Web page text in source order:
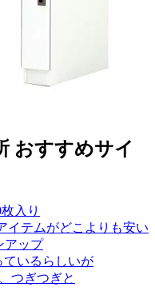
おすすめサイ
入り
イテムがどこよりも安い
アップ
ているらしいが
つぎつぎと